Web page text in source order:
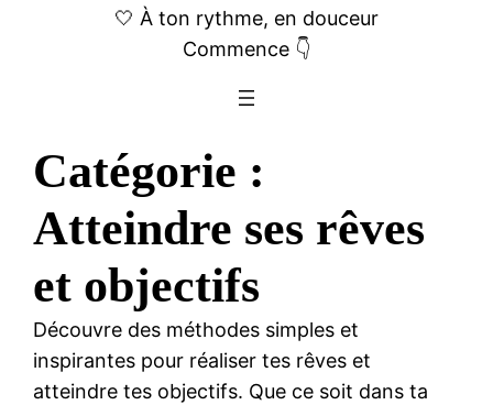
🤍 À ton rythme, en douceur
Commence 👇
Catégorie :
Atteindre ses rêves
et objectifs
Découvre des méthodes simples et
inspirantes pour réaliser tes rêves et
atteindre tes objectifs. Que ce soit dans ta